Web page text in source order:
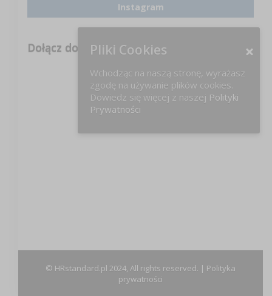
Instagram
Dołącz do nas na FB!
© HRstandard.pl 2024, All rights reserved. | Polityka
prywatności
Pliki Cookies
Wchodząc na naszą stronę, wyrażasz
zgodę na używanie plików cookies.
Dowiedz się więcej z naszej Polityki
Prywatności